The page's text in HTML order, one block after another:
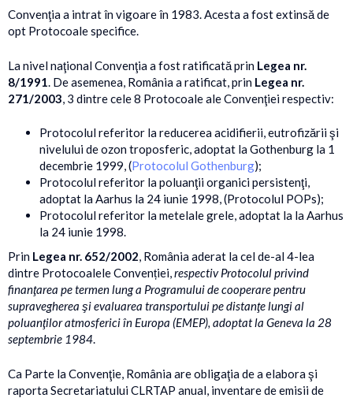
Convenţia a intrat în vigoare în 1983. Acesta a fost extinsă de
opt Protocoale specifice.
La nivel naţional Convenţia a fost ratificată prin Legea nr.
8/1991 . De asemenea, România a ratificat, prin Legea nr.
271/2003 , 3 dintre cele 8 Protocoale ale Convenţiei respectiv:
Protocolul referitor la reducerea acidifierii, eutrofizării şi
nivelului de ozon troposferic, adoptat la Gothenburg la 1
decembrie 1999, (Protocolul Gothenburg);
Protocolul referitor la poluanţii organici persistenţi,
adoptat la Aarhus la 24 iunie 1998, (Protocolul POPs);
Protocolul referitor la metelale grele, adoptat la la Aarhus
la 24 iunie 1998.
Prin Legea nr. 652/2002, România aderat la cel de-al 4-lea
dintre Protocoalele Convenției,respectiv Protocolul privind
finanţarea pe termen lung a Programului de cooperare pentru
supravegherea şi evaluarea transportului pe distanţe lungi al
poluanţilor atmosferici în Europa (EMEP), adoptat la Geneva la 28
septembrie 1984.
Ca Parte la Convenţie, România are obligaţia de a elabora şi
raporta Secretariatului CLRTAP anual, inventare de emisii de